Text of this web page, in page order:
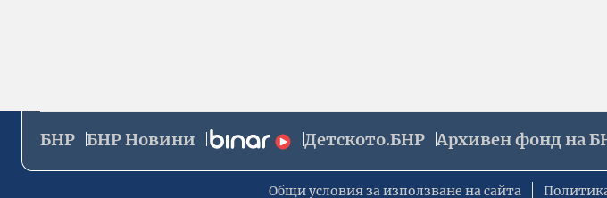
БНР БНР Новини Детското.БНР Архивен фонд на
Общи условия за използване на сайта